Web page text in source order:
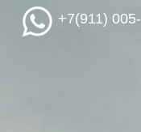
+7(911)